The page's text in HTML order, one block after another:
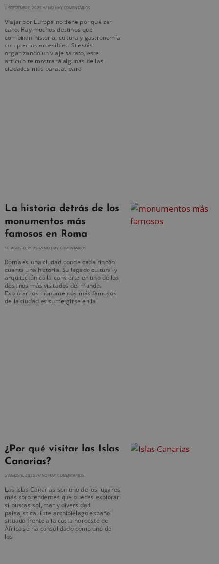
1 SEPTIEMBRE, 2025 NO HAY COMENTARIOS
Viajar por Europa no tiene por qué ser
caro. Hay muchos destinos que
combinan historia, cultura y gastronomía
con precios accesibles. Si estás
organizando un viaje barato, este
artículo te mostrará algunas de las
ciudades más baratas para
La historia detrás de los
monumentos más
famosos en Roma
10 AGOSTO, 2025 NO HAY COMENTARIOS
Roma es una ciudad donde cada rincón
cuenta una historia. Su legado cultural y
arquitectónico la convierte en uno de los
destinos más visitados del mundo.
Explorar los monumentos más famosos
de la ciudad es sumergirse en la
¿Por qué visitar las Islas
Canarias?
5 AGOSTO, 2025 NO HAY COMENTARIOS
Las Islas Canarias son uno de los lugares
más sorprendentes que puedes explorar
si buscas sol, mar y diversidad
paisajística. Este archipiélago español
situado frente a la costa noroeste de
África se ha consolidado como uno de
los